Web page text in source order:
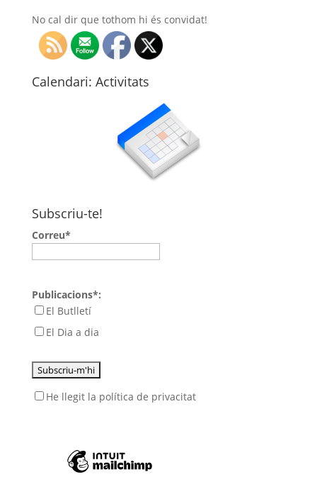
No cal dir que tothom hi és convidat!
Calendari: Activitats
Subscriu-te!
Correu*
Publicacions*:
El Butlletí
El Dia a dia
He llegit la política de privacitat